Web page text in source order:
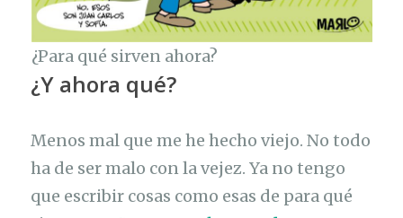
¿Para qué sirven ahora?
¿Y ahora qué?
Menos mal que me he hecho viejo. No todo
ha de ser malo con la vejez. Ya no tengo
que escribir cosas como esas de para qué